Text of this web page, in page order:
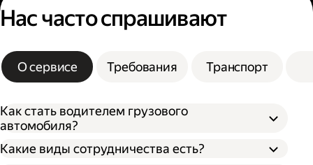
Нас часто спрашивают
О сервисе Требования Транспорт
Как стать водителем грузового
автомобиля?
Какие виды сотрудничества есть?